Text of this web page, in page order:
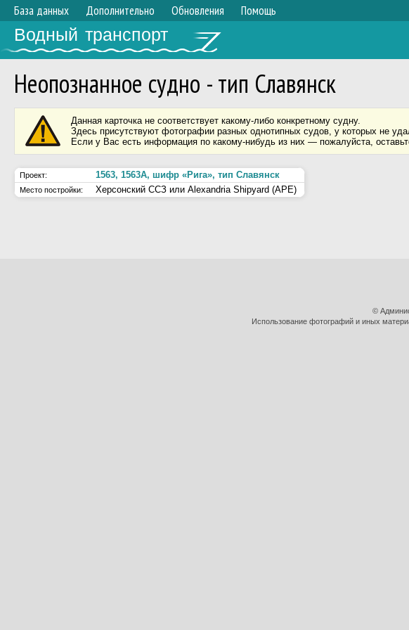
База данных Дополнительно Обновления Помощь
Водный транспорт
Неопознанное судно - тип Славянск
Данная карточка не соответствует какому-либо конкретному судну.
Здесь присутствуют фотографии разных однотипных судов, у которых не
Если у Вас есть информация по какому-нибудь из них — пожалуйста,
Проект: 1563, 1563А, шифр «Рига», тип Славянск
Место постройки: Херсонский ССЗ или Alexandria Shipyard (АРЕ)
©
Использование фотографий и иных